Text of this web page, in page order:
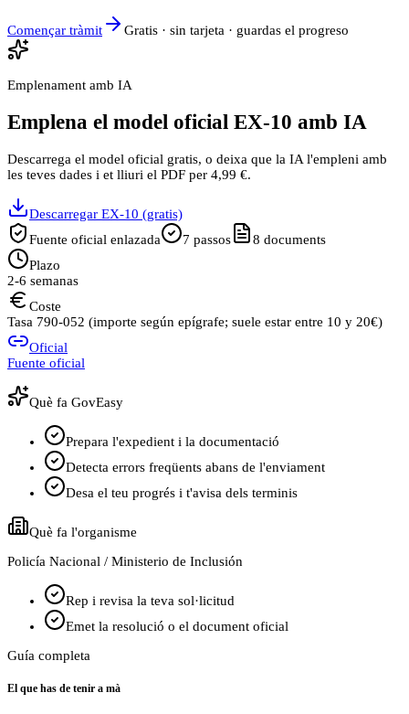
Començar tràmit Gratis · sin tarjeta · guardas el progreso
Emplenament amb IA
Emplena el model oficial EX-10 amb IA
Descarrega el model oficial gratis, o deixa que la IA l'empleni amb
les teves dades i et lliuri el PDF per 4,99 €.
Descarregar EX-10 (gratis)
Fuente oficial enlazada
7 passos 8 documents
Plazo
2-6 semanas
Coste
Tasa 790-052 (importe según epígrafe; suele estar entre 10 y 20€)
Oficial
Fuente oficial
Què fa GovEasy
Prepara l'expedient i la documentació
Detecta errors freqüents abans de l'enviament
Desa el teu progrés i t'avisa dels terminis
Què fa l'organisme
Policía Nacional / Ministerio de Inclusión
Rep i revisa la teva sol·licitud
Emet la resolució o el document oficial
Guía completa
El que has de tenir a mà